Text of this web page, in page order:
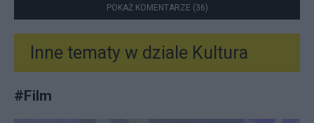
POKAŻ KOMENTARZE (36)
Inne tematy w dziale Kultura
#Film